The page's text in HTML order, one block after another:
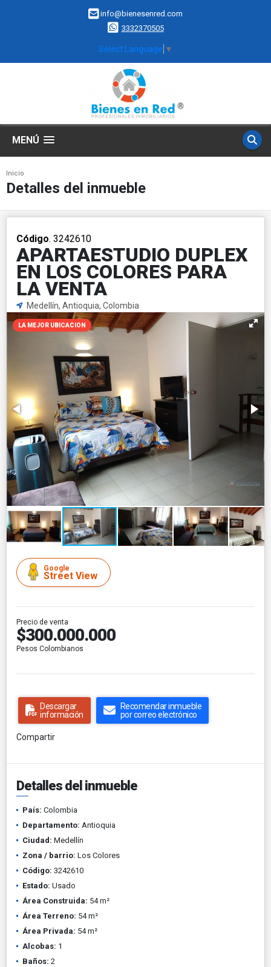
info@bienesenred.com
3332370505
Select Language ▼
MENÚ
Inicio
Detalles del inmueble
Código. 3242610
APARTAESTUDIO DUPLEX
EN LOS COLORES PARA
LA VENTA
Medellín, Antioquia, Colombia
LA MEJOR UBICACION
Google
Street View
Precio de venta
$300.000.000
Pesos Colombianos
Descargar
información
Recomendar inmueble
por correo electrónico
Compartir
Detalles del inmueble
País: Colombia
Departamento: Antioquia
Ciudad: Medellín
Zona / barrio: Los Colores
Código: 3242610
Estado: Usado
Área Construida: 54 m²
Área Terreno: 54 m²
Área Privada: 54 m²
Alcobas: 1
Baños: 2